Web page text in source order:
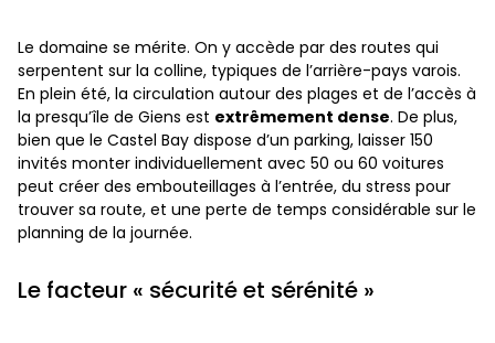
Le domaine se mérite. On y accède par des routes qui
serpentent sur la colline, typiques de l’arrière-pays varois.
En plein été, la circulation autour des plages et de l’accès à
la presqu’île de Giens est extrêmement dense. De plus,
bien que le Castel Bay dispose d’un parking, laisser 150
invités monter individuellement avec 50 ou 60 voitures
peut créer des embouteillages à l’entrée, du stress pour
trouver sa route, et une perte de temps considérable sur le
planning de la journée.
Le facteur « sécurité et sérénité »